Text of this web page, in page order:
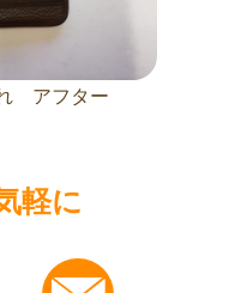
アフター
軽に